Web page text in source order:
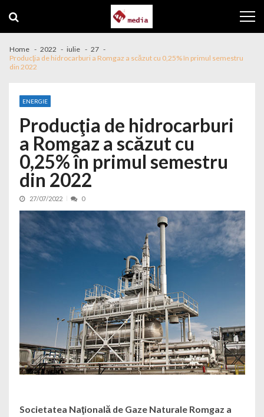
Home 2022 iulie
27
Producţia de hidrocarburi a Romgaz a scăzut cu 0,25% în primul semestru
din 2022
ENERGIE
Producţia de hidrocarburi
a Romgaz a scăzut cu
0,25% în primul semestru
din 2022
27/07/2022 0
Societatea Naţională de Gaze Naturale Romgaz a